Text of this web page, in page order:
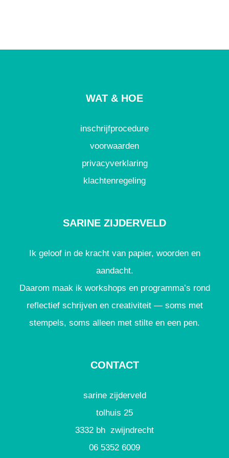
WAT & HOE
inschrijfprocedure
voorwaarden
privacyverklaring
klachtenregeling
SARINE ZIJDERVELD
Ik geloof in de kracht van papier, woorden en
aandacht.
Daarom maak ik workshops en programma’s rond
reflectief schrijven en creativiteit — soms met
stempels, soms alleen met stilte en een pen.
CONTACT
sarine zijderveld
tolhuis 25
3332 bh zwijndrecht
06 5352 6009